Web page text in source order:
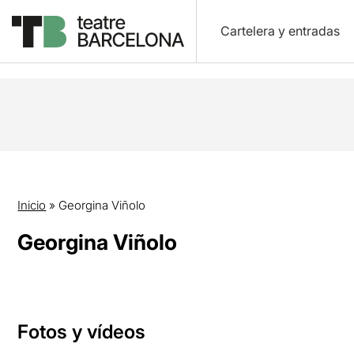
Cartelera y entradas
Inicio » Georgina Viñolo
Georgina Viñolo
Fotos y vídeos